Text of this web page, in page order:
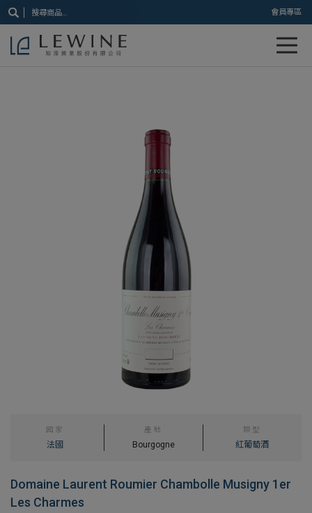
會員專區
國家
法國
產地
Bourgogne
類型
紅葡萄酒
Domaine Laurent Roumier Chambolle Musigny 1er
Les Charmes